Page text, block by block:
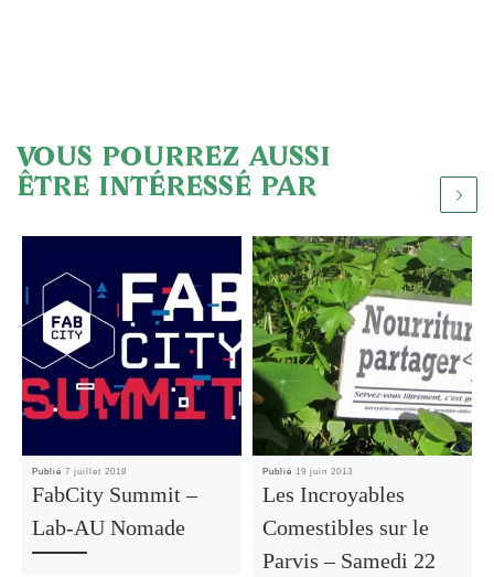
VOUS POURREZ AUSSI
ÊTRE INTÉRESSÉ PAR
Publié 7 juillet 2018
FabCity Summit –
Lab-AU Nomade
Publié 19 juin 2013
Les Incroyables
Comestibles sur le
Parvis – Samedi 22